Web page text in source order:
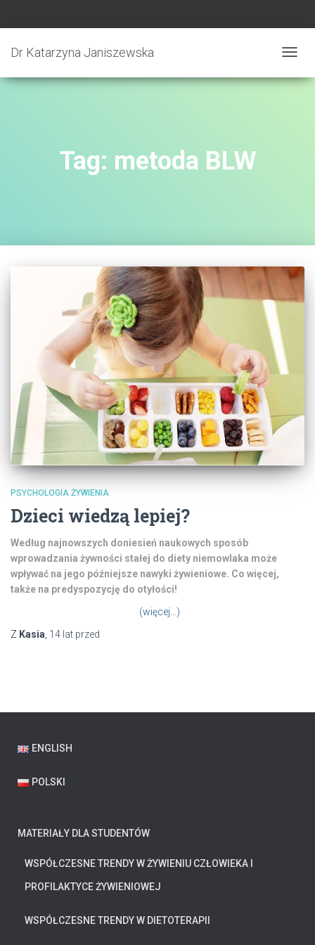
Dr Katarzyna Janiszewska
Tag: metoda BLW
PSYCHOLOGIA ŻYWIENIA
Dzieci wiedzą lepiej?
Według najnowszych doniesień naukowych sposób
wprowadzania żywności stałej do diety niemowlaka może
wpływać na jego późniejsze nawyki żywieniowe. Co więcej,
także na predyspozycję do otyłości!
(więcej…)
Z Kasia 14 lat przed
ENGLISH
POLSKI
MATERIAŁY DLA STUDENTÓW
WSPÓŁCZESNE TRENDY W ŻYWIENIU CZŁOWIEKA I
PROFILAKTYCE ŻYWIENIOWEJ
WSPÓŁCZESNE TRENDY W DIETOTERAPII